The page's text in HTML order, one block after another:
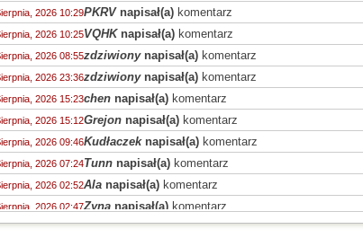
2026 10:29PKRVnapisał(a) komentarz
2026 10:25VQHKnapisał(a) komentarz
2026 08:55zdziwionynapisał(a) komentarz
2026 23:36zdziwionynapisał(a) komentarz
2026 15:23chen napisał(a) komentarz
2026 15:12Grejon napisał(a) komentarz
2026 09:46Kudłaczeknapisał(a) komentarz
2026 07:24Tunn napisał(a) komentarz
2026 02:52Ala napisał(a) komentarz
2026 02:47Zyna napisał(a) komentarz
2026 01:20S.napisał(a)komentarz